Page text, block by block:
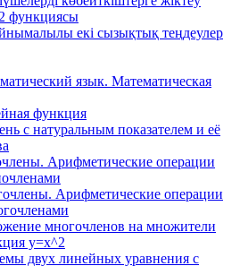
функциясы
екі сызықтық теңдеулер
язык. Математическая
функция
с натуральным показателем и её
Арифметические операции
Арифметические операции
многочленов на множители
y=x^2
двух линейных уравнения с